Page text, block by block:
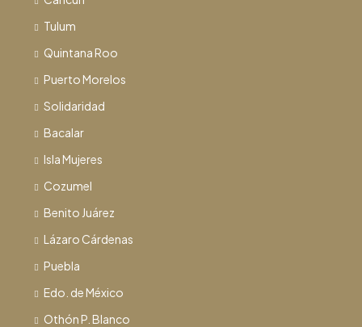
Tulum
Quintana Roo
Puerto Morelos
Solidaridad
Bacalar
Isla Mujeres
Cozumel
Benito Juárez
Lázaro Cárdenas
Puebla
Edo. de México
Othón P. Blanco